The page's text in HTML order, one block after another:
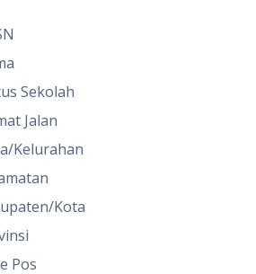
Sekolah
Jalan
Kelurahan
Kota
Pos